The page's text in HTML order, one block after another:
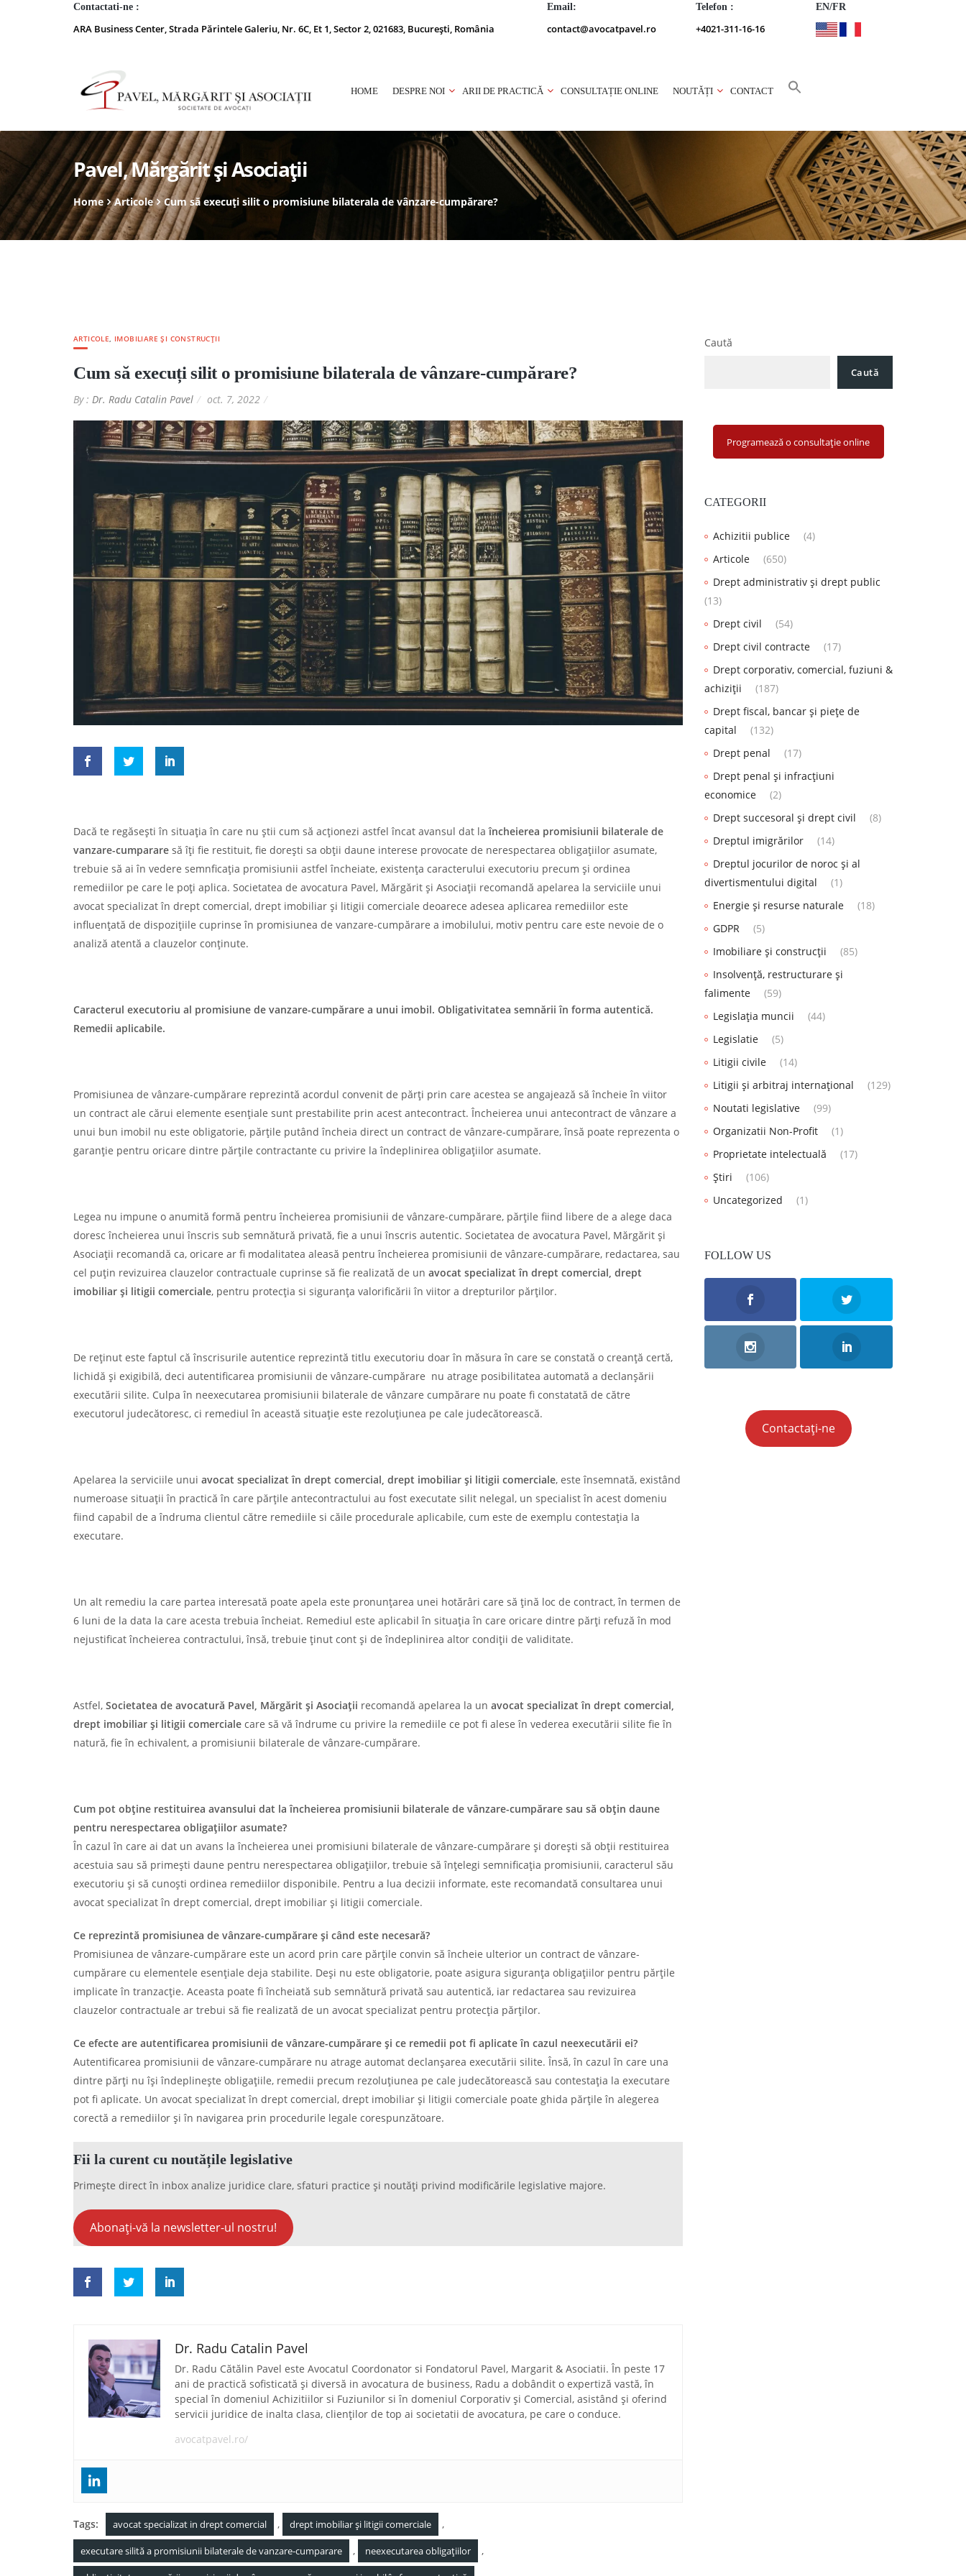
Contactati-ne :
ARA Business Center, Strada Părintele Galeriu, Nr. 6C, Et 1, Sector 2, 021683, București, România
Email:
contact@avocatpavel.ro
Telefon :
+4021-311-16-16
EN/FR
HOME DESPRE NOI ARII DE PRACTICĂ CONSULTAȚIE ONLINE NOUTĂȚI CONTACT
Pavel, Mărgărit și Asociații
Home Articole Cum să execuți silit o promisiune bilaterala de vânzare-cumpărare?
ARTICOLE, IMOBILIARE ȘI CONSTRUCȚII
Cum să execuți silit o promisiune bilaterala de vânzare-cumpărare?
By : Dr. Radu Catalin Pavel oct. 7, 2022
Dacă te regăsești în situația în care nu știi cum să acționezi astfel încat avansul dat laîncheierea promisiunii bilaterale de
vanzare-cumparare să îți fie restituit, fie dorești sa obții daune interese provocate de nerespectarea obligațiilor asumate,
trebuie să ai în vedere semnficația promisiunii astfel încheiate, existența caracterului executoriu precum și ordinea
remediilor pe care le poți aplica. Societatea de avocatura Pavel, Mărgărit și Asociații recomandă apelarea la serviciile unui
avocat specializat în drept comercial, drept imobiliar și litigii comerciale deoarece adesea aplicarea remediilor este
influențată de dispozițiile cuprinse în promisiunea de vanzare-cumpărare a imobilului, motiv pentru care este nevoie de o
analiză atentă a clauzelor conținute.
Caracterul executoriu al promisiune de vanzare-cumpărare a unui imobil. Obligativitatea semnării în forma autentică.
Remedii aplicabile.
Promisiunea de vânzare-cumpărare reprezintă acordul convenit de părţi prin care acestea se angajează să încheie în viitor
un contract ale cărui elemente esențiale sunt prestabilite prin acest antecontract. Încheierea unui antecontract de vânzare a
unui bun imobil nu este obligatorie, părțile putând încheia direct un contract de vânzare-cumpărare, însă poate reprezenta o
garanție pentru oricare dintre părțile contractante cu privire la îndeplinirea obligațiilor asumate.
Legea nu impune o anumită formă pentru încheierea promisiunii de vânzare-cumpărare, părțile fiind libere de a alege daca
doresc încheierea unui înscris sub semnătură privată, fie a unui înscris autentic. Societatea de avocatura Pavel, Mărgărit și
Asociații recomandă ca, oricare ar fi modalitatea aleasă pentru încheierea promisiunii de vânzare-cumpărare, redactarea, sau
cel puțin revizuirea clauzelor contractuale cuprinse să fie realizată de un avocat specializat în drept comercial, drept
imobiliar și litigii comerciale, pentru protecția si siguranța valorificării în viitor a drepturilor părților.
De reținut este faptul că înscrisurile autentice reprezintă titlu executoriu doar în măsura în care se constată o creanță certă,
lichidă și exigibilă, deci autentificarea promisiunii de vânzare-cumpărare nu atrage posibilitatea automată a declanșării
executării silite. Culpa în neexecutarea promisiunii bilaterale de vânzare cumpărare nu poate fi constatată de către
executorul judecătoresc, ci remediul în această situație este rezoluțiunea pe cale judecătorească.
Apelarea la serviciile unui avocat specializat în drept comercial, drept imobiliar și litigii comerciale, este însemnată, existând
numeroase situații în practică în care părțile antecontractului au fost executate silit nelegal, un specialist în acest domeniu
fiind capabil de a îndruma clientul către remediile si căile procedurale aplicabile, cum este de exemplu contestația la
executare.
Un alt remediu la care partea interesată poate apela este pronunțarea unei hotărâri care să țină loc de contract, în termen de
6 luni de la data la care acesta trebuia încheiat. Remediul este aplicabil în situația în care oricare dintre părți refuză în mod
nejustificat încheierea contractului, însă, trebuie ținut cont și de îndeplinirea altor condiții de validitate.
Astfel, Societatea de avocatură Pavel, Mărgărit și Asociații recomandă apelarea la un avocat specializat în drept comercial,
drept imobiliar și litigii comerciale care să vă îndrume cu privire la remediile ce pot fi alese în vederea executării silite fie în
natură, fie în echivalent, a promisiunii bilaterale de vânzare-cumpărare.
Cum pot obține restituirea avansului dat la încheierea promisiunii bilaterale de vânzare-cumpărare sau să obțin daune
pentru nerespectarea obligațiilor asumate?
În cazul în care ai dat un avans la încheierea unei promisiuni bilaterale de vânzare-cumpărare și dorești să obții restituirea
acestuia sau să primești daune pentru nerespectarea obligațiilor, trebuie să înțelegi semnificația promisiunii, caracterul său
executoriu și să cunoști ordinea remediilor disponibile. Pentru a lua decizii informate, este recomandată consultarea unui
avocat specializat în drept comercial, drept imobiliar și litigii comerciale.
Ce reprezintă promisiunea de vânzare-cumpărare și când este necesară?
Promisiunea de vânzare-cumpărare este un acord prin care părțile convin să încheie ulterior un contract de vânzare-
cumpărare cu elementele esențiale deja stabilite. Deși nu este obligatorie, poate asigura siguranța obligațiilor pentru părțile
implicate în tranzacție. Aceasta poate fi încheiată sub semnătură privată sau autentică, iar redactarea sau revizuirea
clauzelor contractuale ar trebui să fie realizată de un avocat specializat pentru protecția părților.
Ce efecte are autentificarea promisiunii de vânzare-cumpărare și ce remedii pot fi aplicate în cazul neexecutării ei?
Autentificarea promisiunii de vânzare-cumpărare nu atrage automat declanșarea executării silite. Însă, în cazul în care una
dintre părți nu își îndeplinește obligațiile, remedii precum rezoluțiunea pe cale judecătorească sau contestația la executare
pot fi aplicate. Un avocat specializat în drept comercial, drept imobiliar și litigii comerciale poate ghida părțile în alegerea
corectă a remediilor și în navigarea prin procedurile legale corespunzătoare.
Fii la curent cu noutățile legislative
Primește direct în inbox analize juridice clare, sfaturi practice și noutăți privind modificările legislative majore.
Abonați-vă la newsletter-ul nostru!
Dr. Radu Catalin Pavel
Dr. Radu Cătălin Pavel este Avocatul Coordonator si Fondatorul Pavel, Margarit & Asociatii. În peste 17
ani de practică sofisticată și diversă in avocatura de business, Radu a dobândit o expertiză vastă, în
special în domeniul Achizitiilor si Fuziunilor si în domeniul Corporativ și Comercial, asistând și oferind
servicii juridice de inalta clasa, clienților de top ai societatii de avocatura, pe care o conduce.
avocatpavel.ro/
Tags: avocat specializat in drept comercial , drept imobiliar și litigii comerciale ,
executare silită a promisiunii bilaterale de vanzare-cumparare , neexecutarea obligațiilor ,
Caută
Caută
Programează o consultație online
CATEGORII
Achizitii publice
(4)
Articole
(650)
Drept administrativ și drept public
(13)
Drept civil
(54)
Drept civil contracte
(17)
Drept corporativ, comercial, fuziuni &
achiziții
(187)
Drept fiscal, bancar și piețe de
capital
(132)
Drept penal
(17)
Drept penal și infracțiuni
economice
(2)
Drept succesoral și drept civil
(8)
Dreptul imigrărilor
(14)
Dreptul jocurilor de noroc și al
divertismentului digital
(1)
Energie și resurse naturale
(18)
GDPR
(5)
Imobiliare și construcții
(85)
Insolvență, restructurare și
falimente
(59)
Legislația muncii
(44)
Legislatie
(5)
Litigii civile
(14)
Litigii și arbitraj internațional
(129)
Noutati legislative
(99)
Organizatii Non-Profit
(1)
Proprietate intelectuală
(17)
Știri
(106)
Uncategorized
(1)
FOLLOW US
Contactați-ne